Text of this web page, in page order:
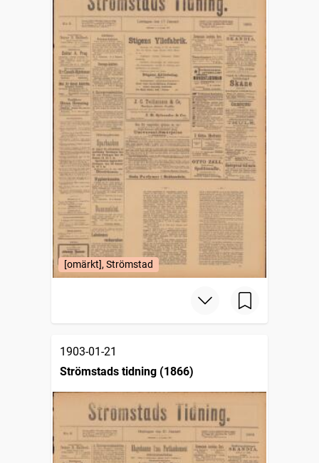
[omärkt], Strömstad
1903-01-21
Strömstads tidning (1866)